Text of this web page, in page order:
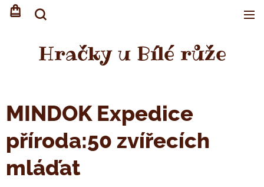
Hračky u Bílé růže
MINDOK Expedice
příroda:50 zvířecích
mláďat